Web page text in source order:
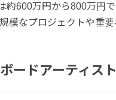
約600万円から800万円
模なプロジェクトや重
ードアーティス